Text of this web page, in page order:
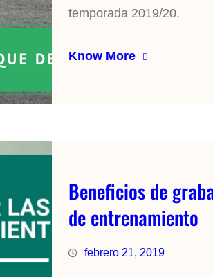
temporada 2019/20.
Know More
Beneficios de
de entrenamiento
febrero 21, 2019